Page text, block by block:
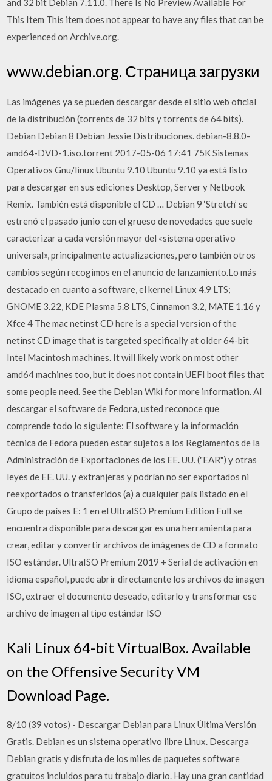
This Item This item does not appear to have any files that can be
experienced on Archive.org.
www.debian.org. Страница загрузки
Las imágenes ya se pueden descargar desde el sitio web oficial
de la distribución (torrents de 32 bits y torrents de 64 bits).
Debian Debian 8 Debian Jessie Distribuciones. debian-8.8.0-
amd64-DVD-1.iso.torrent 2017-05-06 17:41 75K Sistemas
Operativos Gnu/linux Ubuntu 9.10 Ubuntu 9.10 ya está listo
para descargar en sus ediciones Desktop, Server y Netbook
Remix. También está disponible el CD … Debian 9 ‘Stretch’ se
estrenó el pasado junio con el grueso de novedades que suele
caracterizar a cada versión mayor del «sistema operativo
universal», principalmente actualizaciones, pero también otros
cambios según recogimos en el anuncio de lanzamiento.Lo más
destacado en cuanto a software, el kernel Linux 4.9 LTS;
GNOME 3.22, KDE Plasma 5.8 LTS, Cinnamon 3.2, MATE 1.16 y
Xfce 4 The mac netinst CD here is a special version of the
netinst CD image that is targeted specifically at older 64-bit
Intel Macintosh machines. It will likely work on most other
amd64 machines too, but it does not contain UEFI boot files that
some people need. See the Debian Wiki for more information. Al
descargar el software de Fedora, usted reconoce que
comprende todo lo siguiente: El software y la información
técnica de Fedora pueden estar sujetos a los Reglamentos de la
Administración de Exportaciones de los EE. UU. ("EAR") y otras
leyes de EE. UU. y extranjeras y podrían no ser exportados ni
reexportados o transferidos (a) a cualquier país listado en el
Grupo de países E: 1 en el UltraISO Premium Edition Full se
encuentra disponible para descargar es una herramienta para
crear, editar y convertir archivos de imágenes de CD a formato
ISO estándar. UltraISO Premium 2019 + Serial de activación en
idioma español, puede abrir directamente los archivos de imagen
ISO, extraer el documento deseado, editarlo y transformar ese
archivo de imagen al tipo estándar ISO
Kali Linux 64-bit VirtualBox. Available
on the Offensive Security VM
Download Page.
8/10 (39 votos) - Descargar Debian para Linux Última Versión
Gratis. Debian es un sistema operativo libre Linux. Descarga
Debian gratis y disfruta de los miles de paquetes software
gratuitos incluidos para tu trabajo diario. Hay una gran cantidad